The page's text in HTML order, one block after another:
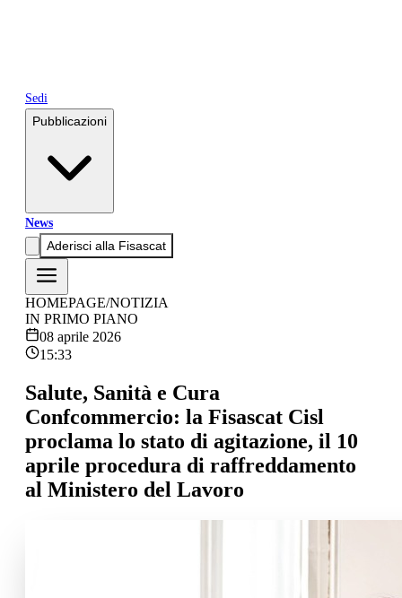
Sedi
Pubblicazioni
News
Aderisci alla Fisascat
HOMEPAGE/NOTIZIA
IN PRIMO PIANO
08 aprile 2026
15:33
Salute, Sanità e Cura
Confcommercio: la Fisascat Cisl
proclama lo stato di agitazione, il 10
aprile procedura di raffreddamento
al Ministero del Lavoro